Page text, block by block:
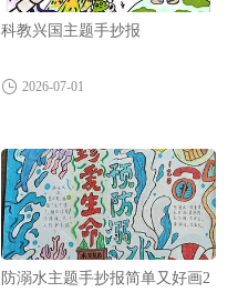
科教兴国主题手抄报
2026-07-01
防溺水主题手抄报简单又好画2